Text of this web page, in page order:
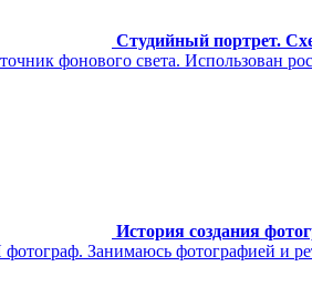
Студийный портрет.
фонового света. Использован
История создания
Занимаюсь фотографией и